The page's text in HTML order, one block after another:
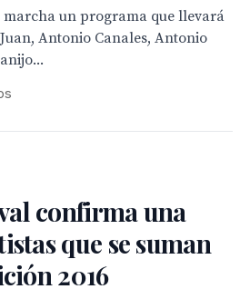
marcha un programa que llevará
Antonio Canales, Antonio
confirma una
que se suman
2016